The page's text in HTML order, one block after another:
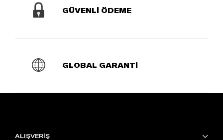
GÜVENLİ ÖDEME
GLOBAL GARANTİ
ALIŞVERİŞ